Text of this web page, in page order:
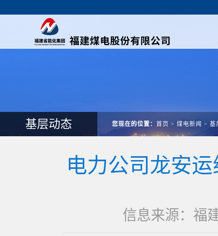
基层动态 您现在的位置： 首页 > 煤电新闻 > 基
电力公司龙安
信息来源：福